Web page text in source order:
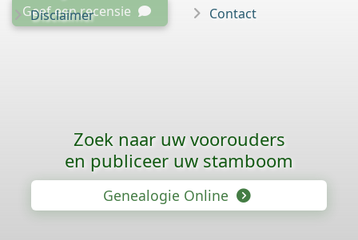
Geef een recensie
Disclaimer
Contact
Zoek naar uw voorouders
en publiceer uw stamboom
Genealogie Online